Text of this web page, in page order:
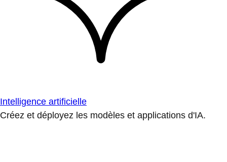
Intelligence artificielle
Créez et déployez les modèles et applications d'IA.